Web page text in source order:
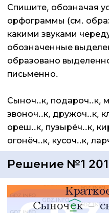
Спишите, обозначая
орфограммы (см.
какими звуками
обозначенные
образовано
письменно.
Сыноч..к, подароч..к,
звоноч..к, дружоч..к,
ореш..к, пузырёч..к,
огонёч..к, кусоч..к,
Решение №1